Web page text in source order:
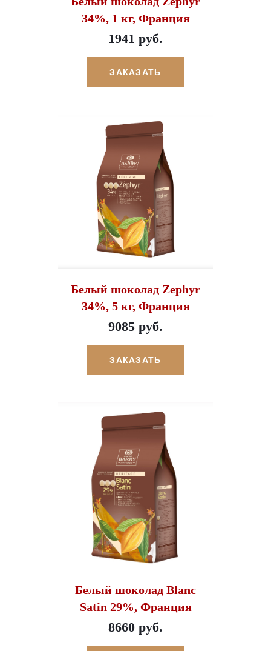
34%, 1 кг, Франция
1941 руб.
ЗАКАЗАТЬ
Белый шоколад Zephyr
34%, 5 кг, Франция
9085 руб.
ЗАКАЗАТЬ
Белый шоколад Blanc
Satin 29%, Франция
8660 руб.